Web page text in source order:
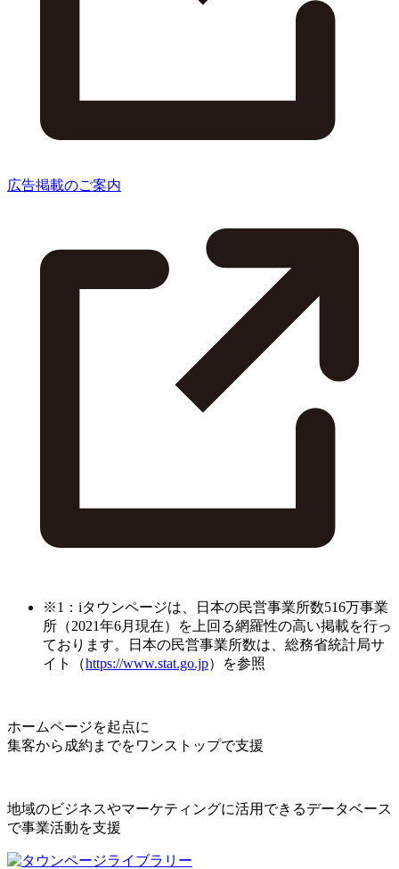
広告掲載のご案内
※1：iタウンページは、日本の民営事業所数516万事業
所（2021年6月現在）を上回る網羅性の高い掲載を行っ
ております。日本の民営事業所数は、総務省統計局サ
イト（https://www.stat.go.jp）を参照
ホームページを起点に
集客から成約までをワンストップで支援
地域のビジネスやマーケティングに活用できるデータベース
で事業活動を支援